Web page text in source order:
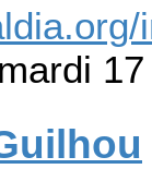
mardi